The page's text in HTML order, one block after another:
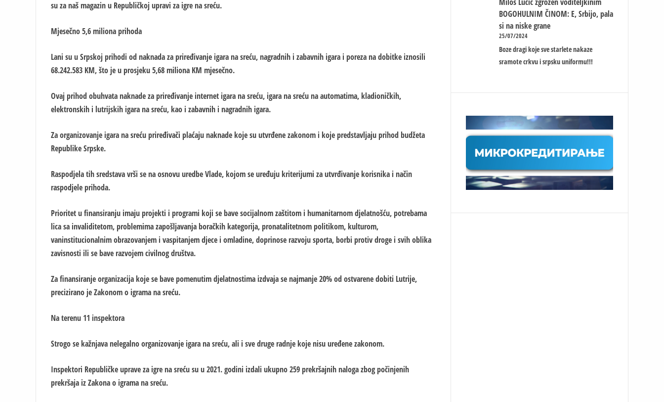
su za naš magazin u Republičkoj upravi za igre na sreću.
Mjesečno 5,6 miliona prihoda
Lani su u Srpskoj prihodi od naknada za priređivanje igara na sreću, nagradnih i zabavnih igara i poreza na dobitke iznosili
68.242.583 KM, što je u prosjeku 5,68 miliona KM mjesečno.
Ovaj prihod obuhvata naknade za priređivanje internet igara na sreću, igara na sreću na automatima, kladioničkih,
elektronskih i lutrijskih igara na sreću, kao i zabavnih i nagradnih igara.
Za organizovanje igara na sreću priređivači plaćaju naknade koje su utvrđene zakonom i koje predstavljaju prihod budžeta
Republike Srpske.
Raspodjela tih sredstava vrši se na osnovu uredbe Vlade, kojom se uređuju kriterijumi za utvrđivanje korisnika i način
raspodjele prihoda.
Prioritet u finansiranju imaju projekti i programi koji se bave socijalnom zaštitom i humanitarnom djelatnošću, potrebama
lica sa invaliditetom, problemima zapošljavanja boračkih kategorija, pronatalitetnom politikom, kulturom,
vaninstitucionalnim obrazovanjem i vaspitanjem djece i omladine, doprinose razvoju sporta, borbi protiv droge i svih oblika
zavisnosti ili se bave razvojem civilnog društva.
Za finansiranje organizacija koje se bave pomenutim djelatnostima izdvaja se najmanje 20% od ostvarene dobiti Lutrije,
precizirano je Zakonom o igrama na sreću.
Na terenu 11 inspektora
Strogo se kažnjava nelegalno organizovanje igara na sreću, ali i sve druge radnje koje nisu uređene zakonom.
Inspektori Republičke uprave za igre na sreću su u 2021. godini izdali ukupno 259 prekršajnih naloga zbog počinjenih
prekršaja iz Zakona o igrama na sreću.
BOGOHULNIM ČINOM: E, Srbijo, pala
si na niske grane
25/07/2024
Boze dragi koje sve starlete nakaze
sramote crkvu i srpsku uniformu!!!